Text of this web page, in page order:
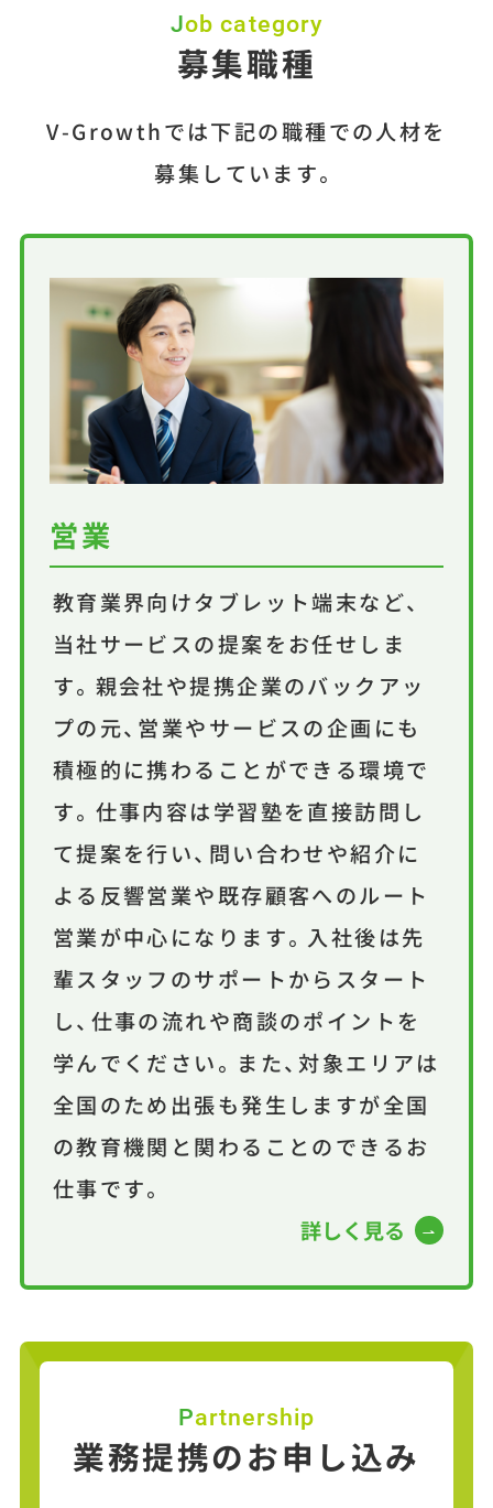
Job category
募集職種
V-Growthでは下記の職種での人材を
募集しています。
営業
教育業界向けタブレット端末など、
当社サービスの提案をお任せしま
す。親会社や提携企業のバックアッ
プの元、営業やサービスの企画にも
積極的に携わることができる環境で
す。仕事内容は学習塾を直接訪問し
て提案を行い、問い合わせや紹介に
よる反響営業や既存顧客へのルート
営業が中心になります。入社後は先
輩スタッフのサポートからスタート
し、仕事の流れや商談のポイントを
学んでください。また、対象エリアは
全国のため出張も発生しますが全国
の教育機関と関わることのできるお
仕事です。
詳しく見る
Partnership
業務提携のお申し込み